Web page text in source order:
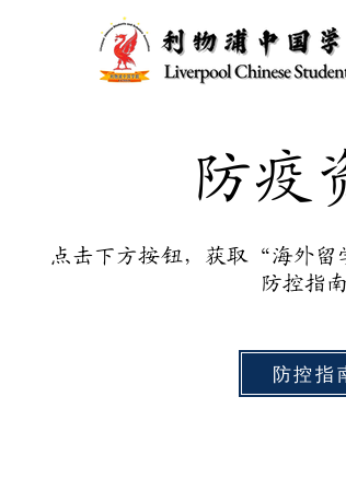
防疫
点击下方按钮，获取“海外留
防控指
防控指